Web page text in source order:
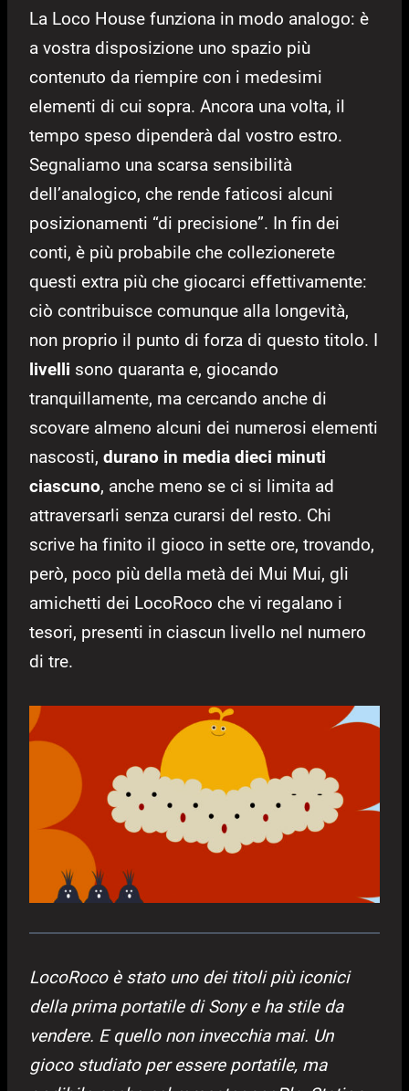
La Loco House funziona in modo analogo: è
a vostra disposizione uno spazio più
contenuto da riempire con i medesimi
elementi di cui sopra. Ancora una volta, il
tempo speso dipenderà dal vostro estro.
Segnaliamo una scarsa sensibilità
dell’analogico, che rende faticosi alcuni
posizionamenti “di precisione”. In fin dei
conti, è più probabile che collezionerete
questi extra più che giocarci effettivamente:
ciò contribuisce comunque alla longevità,
non proprio il punto di forza di questo titolo. I
livelli sono quaranta e, giocando
tranquillamente, ma cercando anche di
scovare almeno alcuni dei numerosi elementi
nascosti, durano in media dieci minuti
ciascuno, anche meno se ci si limita ad
attraversarli senza curarsi del resto. Chi
scrive ha finito il gioco in sette ore, trovando,
però, poco più della metà dei Mui Mui, gli
amichetti dei LocoRoco che vi regalano i
tesori, presenti in ciascun livello nel numero
di tre.
LocoRoco è stato uno dei titoli più iconici
della prima portatile di Sony e ha stile da
vendere. E quello non invecchia mai. Un
gioco studiato per essere portatile, ma